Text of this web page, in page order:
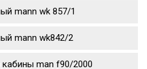
mann wk 857/1
mann wk842/2
man f90/2000